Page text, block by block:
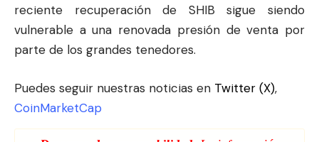
reciente recuperación de SHIB sigue siendo
vulnerable a una renovada presión de venta por
parte de los grandes tenedores.
Puedes seguir nuestras noticias en Twitter (X),
CoinMarketCap